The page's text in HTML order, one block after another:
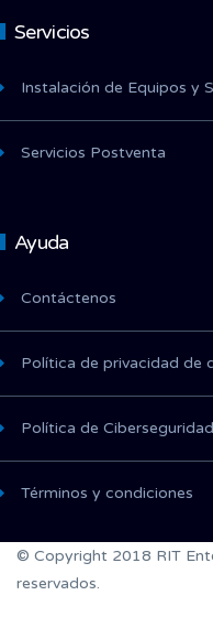
Servicios
Instalación de Equipos y
Servicios Postventa
Ayuda
Contáctenos
Política de privacidad de
Política de Ciberseguridad
Términos y condiciones
© Copyright 2018 RIT
reservados.